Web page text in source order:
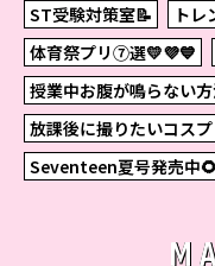
ST受験対策室📝
トレ
体育祭プリ⑦選💛💜💙
授業中お腹が鳴らない
放課後に撮りたいコス
Seventeen夏号発売中